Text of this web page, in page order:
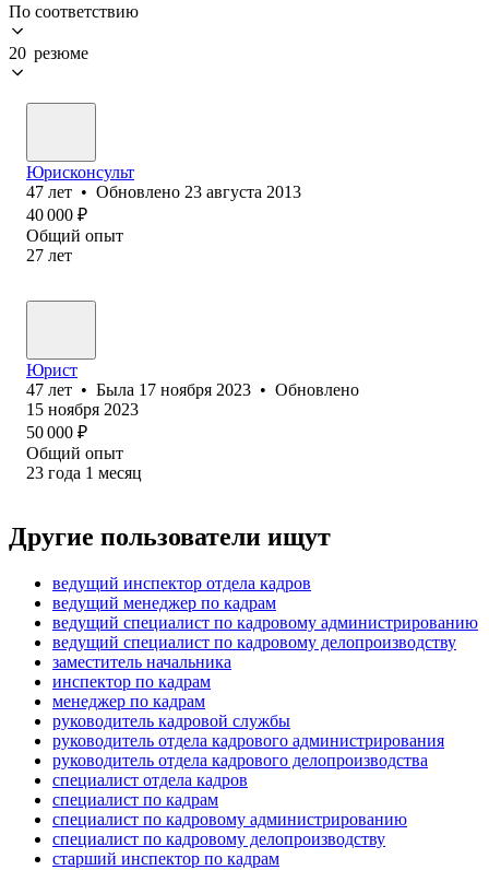
По соответствию
20 резюме
Юрисконсульт
47 лет • Обновлено 23 августа 2013
40 000 ₽
Общий опыт
27 лет
Юрист
47 лет • Была 17 ноября 2023 • Обновлено
15 ноября 2023
50 000 ₽
Общий опыт
23 года 1 месяц
Другие пользователи ищут
ведущий инспектор отдела кадров
ведущий менеджер по кадрам
ведущий специалист по кадровому администрированию
ведущий специалист по кадровому делопроизводству
заместитель начальника
инспектор по кадрам
менеджер по кадрам
руководитель кадровой службы
руководитель отдела кадрового администрирования
руководитель отдела кадрового делопроизводства
специалист отдела кадров
специалист по кадрам
специалист по кадровому администрированию
специалист по кадровому делопроизводству
старший инспектор по кадрам